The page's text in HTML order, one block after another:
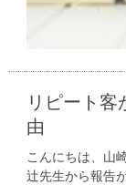
リピート客
由
こんにちは、山
辻先生から報告